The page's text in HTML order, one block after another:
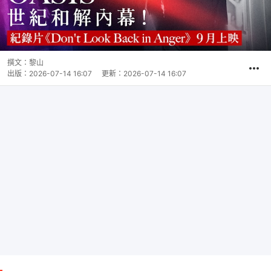
撰文： 黎山
出版： 2026-07-14 16:07 更新： 2026-07-14 16:07